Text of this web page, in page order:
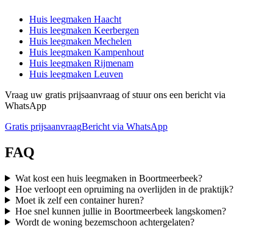
Huis leegmaken Haacht
Huis leegmaken Keerbergen
Huis leegmaken Mechelen
Huis leegmaken Kampenhout
Huis leegmaken Rijmenam
Huis leegmaken Leuven
Vraag uw gratis prijsaanvraag of stuur ons een bericht via
WhatsApp
Gratis prijsaanvraagBericht via WhatsApp
FAQ
Wat kost een huis leegmaken in Boortmeerbeek?
Hoe verloopt een opruiming na overlijden in de praktijk?
Moet ik zelf een container huren?
Hoe snel kunnen jullie in Boortmeerbeek langskomen?
Wordt de woning bezemschoon achtergelaten?